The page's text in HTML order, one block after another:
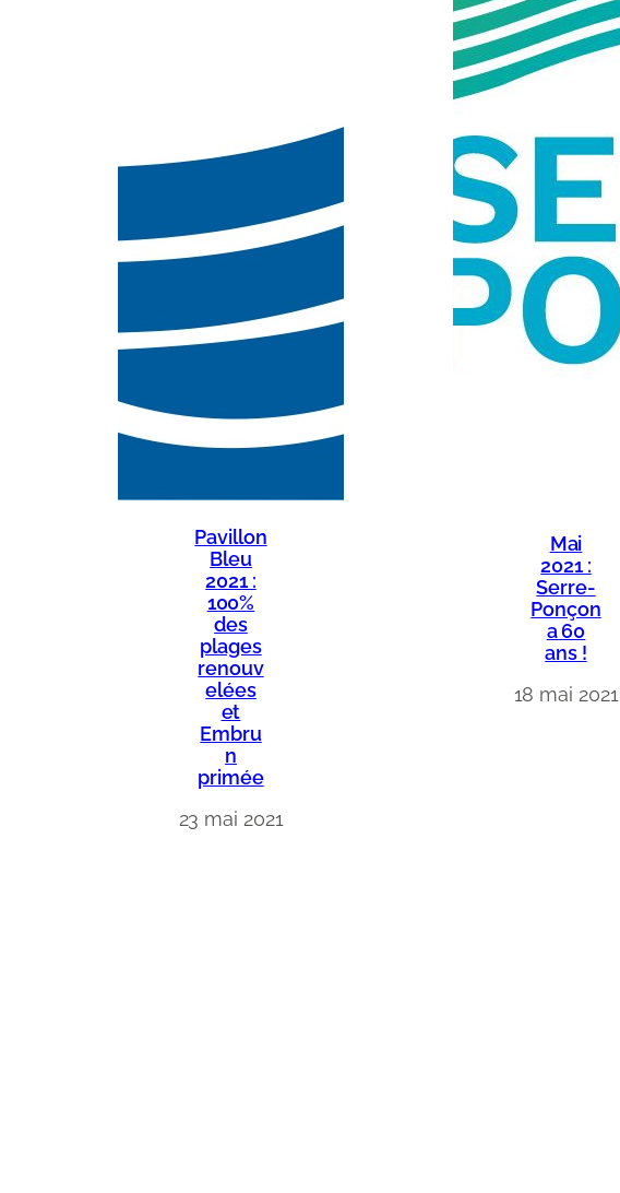
Pavillon
Bleu
2021 :
100%
des
plages
renouv
elées
et
Embru
n
primée
23 mai 2021
Mai
2021 :
Serre-
Ponçon
a 60
ans !
18 mai 2021